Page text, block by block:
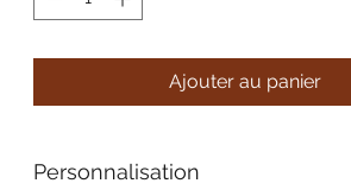
Ajouter au panier
Personnalisation